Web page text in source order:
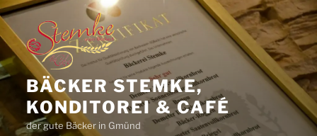
Zum
Inhalt
springen
BÄCKER STEMKE,
KONDITOREI & CAFÉ
der gute Bäcker in Gmünd